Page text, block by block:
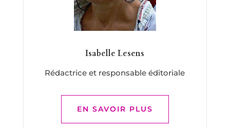
Isabelle Lesens
Rédactrice et responsable éditoriale
EN SAVOIR PLUS